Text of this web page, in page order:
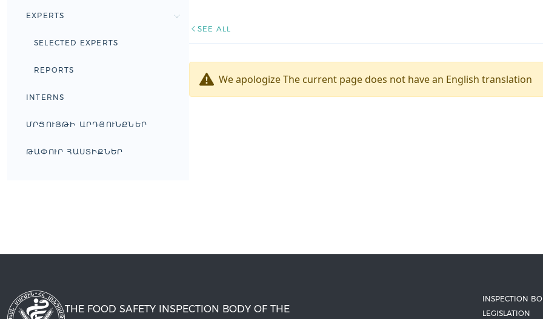
EXPERTS
SELECTED EXPERTS
REPORTS
INTERNS
ՄՐՑՈՒՅԹԻ ԱՐԴՅՈՒՆՔՆԵՐ
ԹԱՓՈՒՐ ՀԱՍՏԻՔՆԵՐ
SEE ALL
We apologize The current page does not have an English translation
THE FOOD SAFETY INSPECTION BODY OF THE
INSPECTION
LEGISLATION